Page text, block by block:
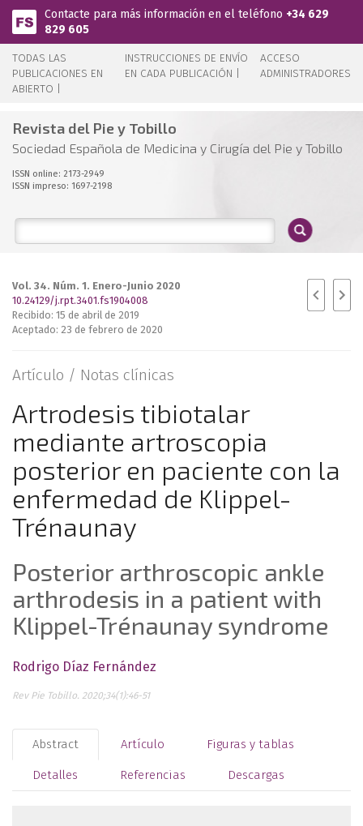
Pasar al contenido principal
Contacte para más información en el teléfono +34 629
829 605
TODAS LAS
PUBLICACIONES EN
ABIERTO |
INSTRUCCIONES DE ENVÍO
EN CADA PUBLICACIÓN |
ACCESO
ADMINISTRADORES
Revista del Pie y Tobillo
Sociedad Española de Medicina y Cirugía del Pie y Tobillo
ISSN online: 2173-2949
ISSN impreso: 1697-2198
Vol. 34. Núm. 1. Enero-Junio 2020
10.24129/j.rpt.3401.fs1904008
Recibido: 15 de abril de 2019
Aceptado: 23 de febrero de 2020
Artículo / Notas clínicas
Artrodesis tibiotalar
mediante artroscopia
posterior en paciente con la
enfermedad de Klippel-
Trénaunay
Posterior arthroscopic ankle
arthrodesis in a patient with
Klippel-Trénaunay syndrome
Rodrigo Díaz Fernández
Rev Pie Tobillo. 2020;34(1):46-51
Abstract Artículo Figuras y tablas
Detalles Referencias Descargas